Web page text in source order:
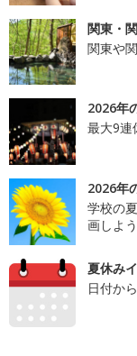
関東・
関東や
2026年
最大9連
2026年
学校の
画しよう
夏休み
日付か